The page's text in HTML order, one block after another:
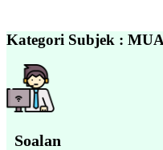
Kategori Subjek :
Soalan